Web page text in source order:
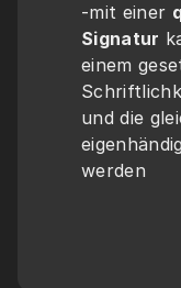
-mit einer
Signatur
einem
und die
werden